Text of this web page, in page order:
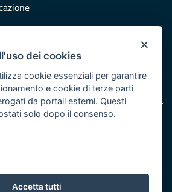
Civile Puglia
risorse del POR Puglia 2014/2020 -
×
dei cookies
cookie essenziali per garantire
e cookie di terze parti
da portali esterni. Questi
solo dopo il consenso.
Accetta tutti